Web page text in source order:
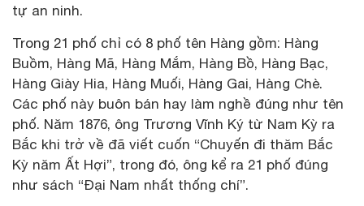
tự an ninh.
Trong 21 phố chỉ có 8 phố tên Hàng gồm: Hàng
Buồm, Hàng Mã, Hàng Mắm, Hàng Bồ, Hàng Bạc,
Hàng Giày Hia, Hàng Muối, Hàng Gai, Hàng Chè.
Các phố này buôn bán hay làm nghề đúng như tên
phố. Năm 1876, ông Trương Vĩnh Ký từ Nam Kỳ ra
Bắc khi trở về đã viết cuốn “Chuyến đi thăm Bắc
Kỳ năm Ất Hợi”, trong đó, ông kể ra 21 phố đúng
như sách “Đại Nam nhất thống chí”.